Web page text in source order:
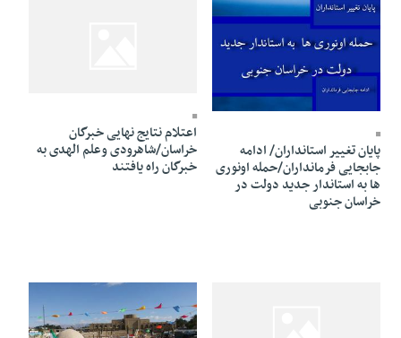
پایان تغییر استانداران/ ادامه
جابجایی فرمانداران/حمله اونوری
ها به استاندار جدید دولت در
خراسان جنوبی
اعتلام نتایج نهایی خبرگان
خراسان/شاهرودی وعلم الهدی به
خبرگان راه یافتند